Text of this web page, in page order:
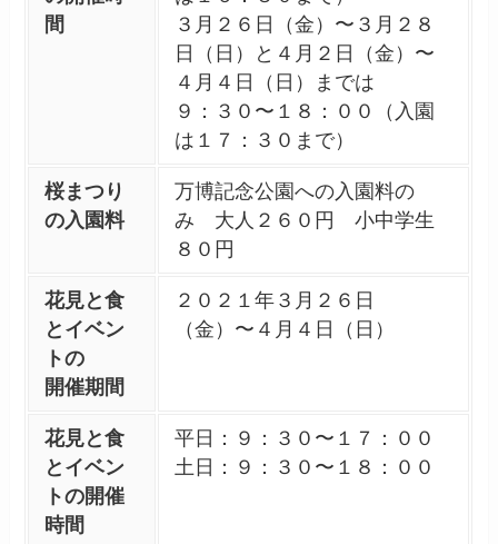
間
３月２６日（金）〜３月２８
日（日）と４月２日（金）〜
４月４日（日）までは
９：３０〜１８：００（入園
は１７：３０まで）
桜まつり
の入園料
万博記念公園への入園料の
み 大人２６０円 小中学生
８０円
花見と食
とイベン
トの
開催期間
２０２１年３月２６日
（金）〜４月４日（日）
花見と食
とイベン
トの開催
時間
平日：９：３０〜１７：００
土日：９：３０〜１８：００